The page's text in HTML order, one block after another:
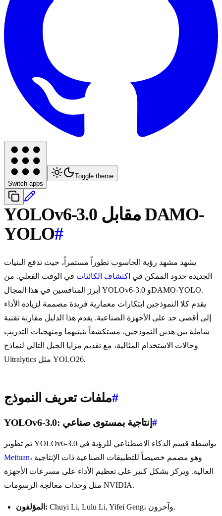
Switch apps
Toggle theme
YOLOv6-3.0 مقابل DAMO-
YOLO#
يشهد مشهد رؤية الحاسوب تطوراً مستمراً، حيث تدفع البنيات
الجديدة حدود الممكن في اكتشاف الكائنات في الوقت الفعلي. من
أبرز المنافسين في هذا المجال YOLOv6-3.0 وDAMO-YOLO.
يقدم كلا النموذجين ابتكارات معمارية فريدة مصممة لزيادة الأداء
إلى أقصى حد على الأجهزة الصناعية. يقدم هذا الدليل مقارنة تقنية
شاملة بين هذين النموذجين، مستكشفاً بنيتيهما ومنهجيات التدريب
وحالات الاستخدام المثالية، مع تقديم مزايا الجيل التالي لنماذج
Ultralytics مثل YOLO26.
ملفات تعريف النموذج#
YOLOv6-3.0: إنتاجية بمستوى صناعي#
تم تطوير YOLOv6-3.0 بواسطة قسم الذكاء الاصطناعي للرؤية في
Meituan، وهو مصمم خصيصاً للتطبيقات الصناعية ذات الإنتاجية
العالية. ويركز بشكل كبير على تعظيم الأداء على مسرعات الأجهزة
مثل وحدات معالجة الرسومات NVIDIA.
المؤلفون:
Chuyi Li, Lulu Li, Yifei Geng، وآخرون.